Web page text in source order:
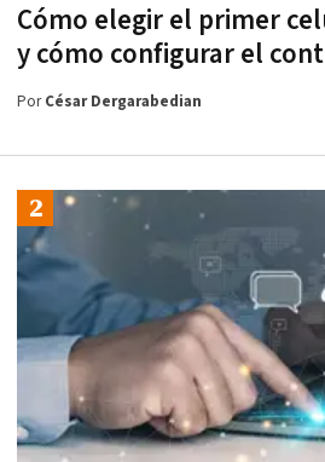
Cómo elegir el primer
y cómo configurar el
PorCésar Dergarabedian